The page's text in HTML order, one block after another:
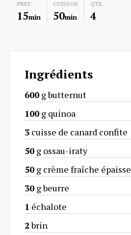
PREP.
15min
CUISSON
50min
QTE.
4
Ingrédients
600 g butternut
100 g quinoa
3 cuisse de canard confite
50 g ossau-iraty
50 g crème fraîche épaisse
30 g beurre
1 échalote
2brin